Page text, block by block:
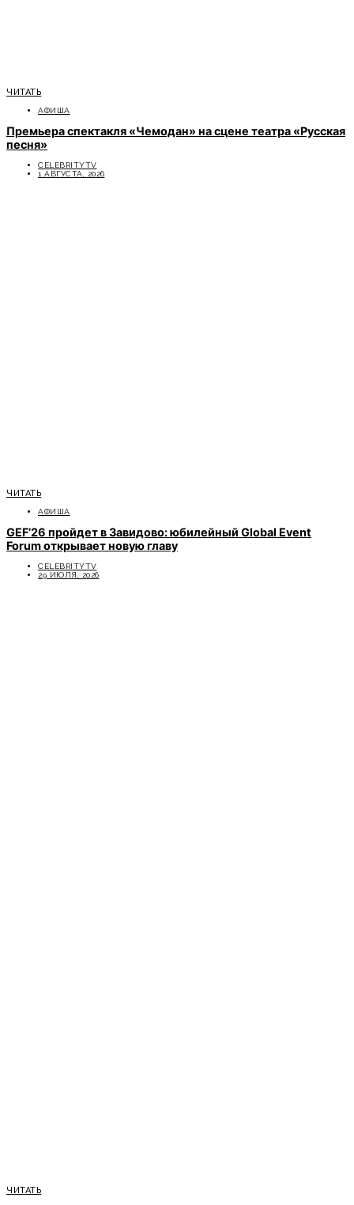
ЧИТАТЬ
АФИША
Премьера спектакля «Чемодан» на сцене театра «Русская
песня»
CELEBRITYTV
1 АВГУСТА, 2026
ЧИТАТЬ
АФИША
GEF’26 пройдет в Завидово: юбилейный Global Event
Forum открывает новую главу
CELEBRITYTV
29 ИЮЛЯ, 2026
ЧИТАТЬ